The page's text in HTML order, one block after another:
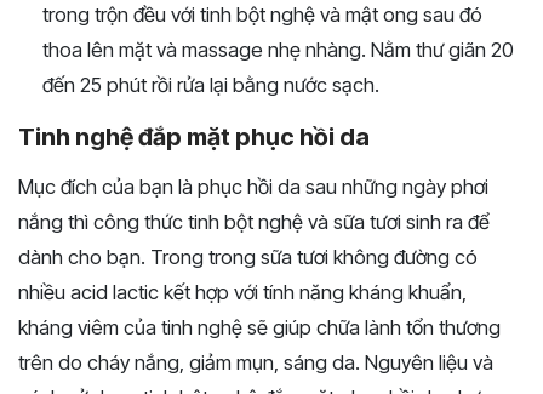
trong trộn đều với tinh bột nghệ và mật ong sau đó
thoa lên mặt và massage nhẹ nhàng. Nằm thư giãn 20
đến 25 phút rồi rửa lại bằng nước sạch.
Tinh nghệ đắp mặt phục hồi da
Mục đích của bạn là phục hồi da sau những ngày phơi
nắng thì công thức tinh bột nghệ và sữa tươi sinh ra để
dành cho bạn. Trong trong sữa tươi không đường có
nhiều acid lactic kết hợp với tính năng kháng khuẩn,
kháng viêm của tinh nghệ sẽ giúp chữa lành tổn thương
trên do cháy nắng, giảm mụn, sáng da. Nguyên liệu và